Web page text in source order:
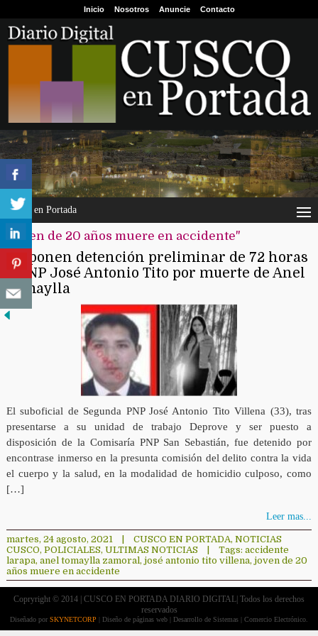
Inicio Nosotros Anuncie Contacto
Cusco en Portada
"joven de 20 años muere en accidente"
Disponen detención preliminar de 72 horas
a PNP José Antonio Tito por muerte de Anel
Tomaylla
El suboficial de Segunda PNP José Antonio Tito Villena (33), tras
presentarse a su unidad de trabajo Deprove y ser puesto a
disposición de la Comisaría PNP San Sebastián, fue detenido por
encontrase inmerso en la presunta comisión del delito contra la vida
el cuerpo y la salud, en la modalidad de homicidio culposo, como
[…]
Leer mas...
martes, 24 agosto, 2021 CUSCO EN PORTADA, NOTICIAS
CUSCO, POLICIALES, ULTIMAS NOTICIAS Tags: accidente
larapa, anel tomaylla zamoral, josé antonio tito villena, joven de 20
años muere en accidente
Copryright © 2014 | CUSCO EN PORTADA DIARIO DIGITAL| Todos los derechos
reservados
Diseñado por SKYNETCORP | Diseño de páginas web | Desarrollo de Sistemas | Comercio Electrónico.